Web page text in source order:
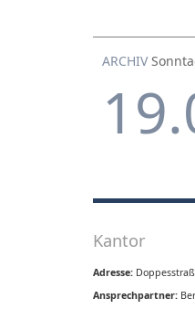
ARCHIV
Kantor
Adresse:
Ansprechpartner: